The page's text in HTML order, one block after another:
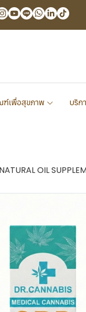
เพื่อสุขภาพ บริก
NATURAL OIL